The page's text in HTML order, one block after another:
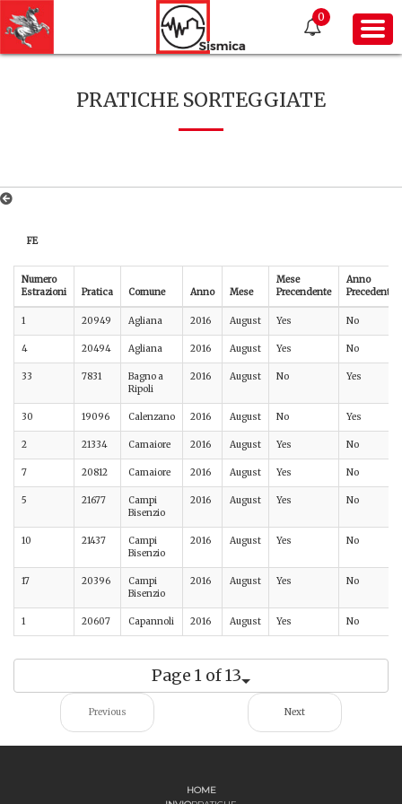
0
PRATICHE SORTEGGIATE
FE
Numero
Estrazioni
Pratica Comune Anno Mese
Mese
Precendente
Anno
Precedente
1 20949 Agliana 2016 August Yes No
4 20494 Agliana 2016 August Yes No
33 7831
Bagno a
Ripoli
2016 August No Yes
30 19096 Calenzano 2016 August No Yes
2 21334 Camaiore 2016 August Yes No
7 20812 Camaiore 2016 August Yes No
5 21677
Campi
Bisenzio
2016 August Yes No
10 21437
Campi
Bisenzio
2016 August Yes No
17 20396
Campi
Bisenzio
2016 August Yes No
1 20607 Capannoli 2016 August Yes No
Page 1 of 13
Previous Next
HOME